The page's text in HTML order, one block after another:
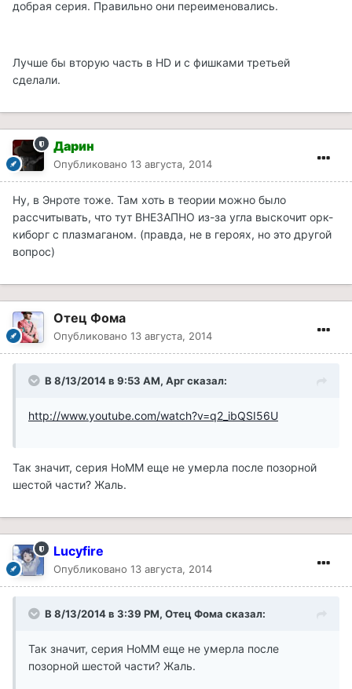
добрая серия. Правильно они переименовались.
Лучше бы вторую часть в HD и с фишками третьей
сделали.
Дарин
Опубликовано 13 августа, 2014
Ну, в Энроте тоже. Там хоть в теории можно было
рассчитывать, что тут ВНЕЗАПНО из-за угла выскочит орк-
киборг с плазмаганом. (правда, не в героях, но это другой
вопрос)
Отец Фома
Опубликовано 13 августа, 2014
В 8/13/2014 в 9:53 AM, Арг сказал:
http://www.youtube.com/watch?v=q2_ibQSI56U
Так значит, серия НоММ еще не умерла после позорной
шестой части? Жаль.
Lucyfire
Опубликовано 13 августа, 2014
В 8/13/2014 в 3:39 PM, Отец Фома сказал:
Так значит, серия НоММ еще не умерла после
позорной шестой части? Жаль.